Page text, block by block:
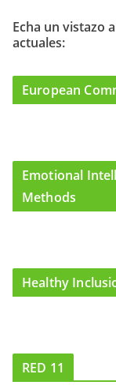
o
o
g
r
m
b
Echa un vistazo
actuales:
European
Emotional
Methods
Healthy
RED 11